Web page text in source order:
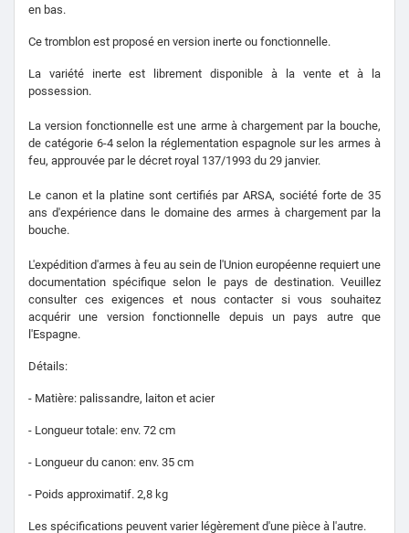
en bas.
Ce tromblon est proposé en version inerte ou fonctionnelle.
La variété inerte est librement disponible à la vente et à la
possession.
La version fonctionnelle est une arme à chargement par la bouche,
de catégorie 6-4 selon la réglementation espagnole sur les armes à
feu, approuvée par le décret royal 137/1993 du 29 janvier.
Le canon et la platine sont certifiés par ARSA, société forte de 35
ans d'expérience dans le domaine des armes à chargement par la
bouche.
L'expédition d'armes à feu au sein de l'Union européenne requiert une
documentation spécifique selon le pays de destination. Veuillez
consulter ces exigences et nous contacter si vous souhaitez
acquérir une version fonctionnelle depuis un pays autre que
l'Espagne.
Détails:
- Matière: palissandre, laiton et acier
- Longueur totale: env. 72 cm
- Longueur du canon: env. 35 cm
- Poids approximatif. 2,8 kg
Les spécifications peuvent varier légèrement d'une pièce à l'autre.